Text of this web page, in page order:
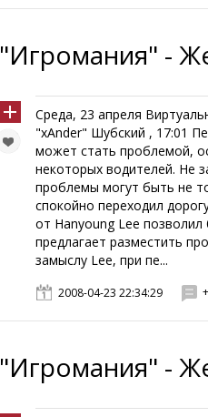
"Игромания" -
Среда, 23 апреля
"xAnder" Шубский , 17:01
может стать проблемой,
некоторых водителей. Не
проблемы могут быть не
спокойно переходил
от Hanyoung Lee
предлагает разместить
замыслу Lee, при пе...
2008-04-23 22:34:29
"Игромания" -